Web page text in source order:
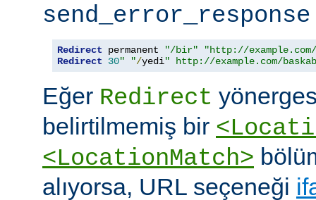
send_error_response
Redirect permanent "/bir"
"http://
Redirect
30" "/yedi" http://example.com/
Eğer Redirect
belirtilmemiş bir
<LocationMatch>
alıyorsa, URL seçeneği